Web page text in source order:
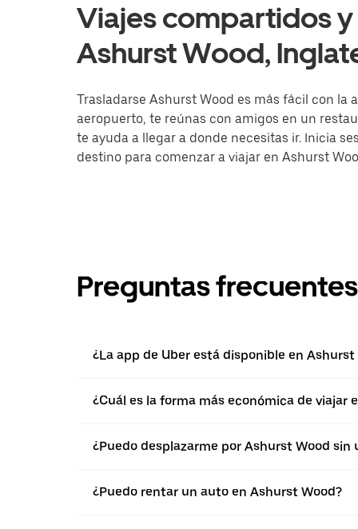
Viajes compartidos
Ashurst Wood,
Trasladarse Ashurst Wood es más fácil con la
aeropuerto, te reúnas con amigos en un
te ayuda a llegar a donde necesitas ir. Inicia
destino para comenzar a viajar en Ashurst
Preguntas frecuentes
¿La app de Uber está disponible en Ashurst
¿Cuál es la forma más económica de viajar
¿Puedo desplazarme por Ashurst Wood sin
¿Puedo rentar un auto en Ashurst Wood?